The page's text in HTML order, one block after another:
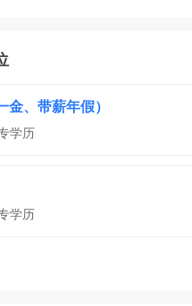
金、带薪年假）
学历
学历